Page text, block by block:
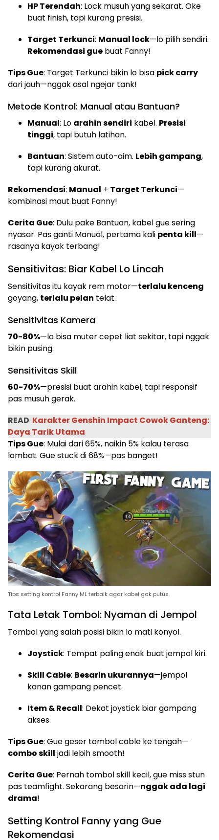
HP Terendah: Lock musuh yang sekarat. Oke
buat finish, tapi kurang presisi.
Target Terkunci: Manual lock—lo pilih sendiri.
Rekomendasi gue buat Fanny!
Tips Gue: Target Terkunci bikin lo bisa pick carry
dari jauh—nggak asal ngejar tank!
Metode Kontrol: Manual atau Bantuan?
Manual: Lo arahin sendiri kabel. Presisi
tinggi, tapi butuh latihan.
Bantuan: Sistem auto-aim. Lebih gampang,
tapi kurang akurat.
Rekomendasi: Manual + Target Terkunci—
kombinasi maut buat Fanny!
Cerita Gue: Dulu pake Bantuan, kabel gue sering
nyasar. Pas ganti Manual, pertama kali penta kill—
rasanya kayak terbang!
Sensitivitas: Biar Kabel Lo Lincah
Sensitivitas itu kayak rem motor—terlalu kenceng
goyang, terlalu pelan telat.
Sensitivitas Kamera
70-80%—lo bisa muter cepet liat sekitar, tapi nggak
bikin pusing.
Sensitivitas Skill
60-70%—presisi buat arahin kabel, tapi responsif
pas musuh gerak.
READ Karakter Genshin Impact Cowok Ganteng:
Daya Tarik Utama
Tips Gue: Mulai dari 65%, naikin 5% kalau terasa
lambat. Gue stuck di 68%—pas banget!
Tips setting kontrol Fanny ML terbaik agar kabel gak putus.
Tata Letak Tombol: Nyaman di Jempol
Tombol yang salah posisi bikin lo mati konyol.
Joystick: Tempat paling enak buat jempol kiri.
Skill Cable: Besarin ukurannya—jempol
kanan gampang pencet.
Item & Recall: Dekat joystick biar gampang
akses.
Tips Gue: Gue geser tombol cable ke tengah—
combo skill jadi lebih smooth!
Cerita Gue: Pernah tombol skill kecil, gue miss stun
pas teamfight. Sekarang besarin—nggak ada lagi
drama!
Setting Kontrol Fanny yang Gue
Rekomendasi